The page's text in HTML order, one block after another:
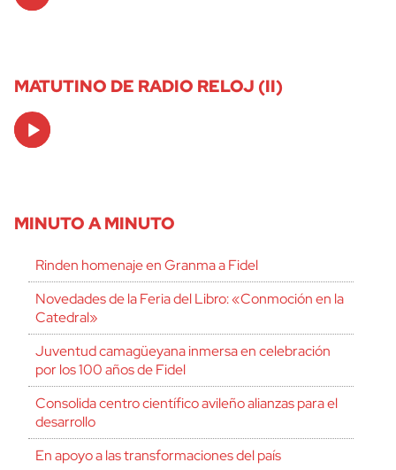
MATUTINO DE RADIO RELOJ (II)
Audio
Player
MINUTO A MINUTO
Rinden homenaje en Granma a Fidel
Novedades de la Feria del Libro: «Conmoción en la
Catedral»
Juventud camagüeyana inmersa en celebración
por los 100 años de Fidel
Consolida centro científico avileño alianzas para el
desarrollo
En apoyo a las transformaciones del país